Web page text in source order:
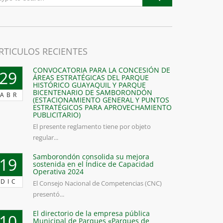
RECIENTES
ABR
CONVOCATORIA PARA LA CONCESIÓN DE
ÁREAS ESTRATÉGICAS DEL PARQUE
HISTÓRICO GUAYAQUIL Y PARQUE
BICENTENARIO DE SAMBORONDÓN
(ESTACIONAMIENTO GENERAL Y PUNTOS
ESTRATÉGICOS PARA APROVECHAMIENTO
PUBLICITARIO)
El presente reglamento tiene por objeto
regular...
DIC
Samborondón consolida su mejora
sostenida en el Índice de Capacidad
Operativa 2024
El Consejo Nacional de Competencias (CNC)
presentó...
El directorio de la empresa pública
Municipal de Parques «Parques de